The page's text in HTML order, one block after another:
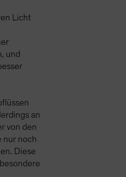
Licht
und
an
von den
nur noch
Diese